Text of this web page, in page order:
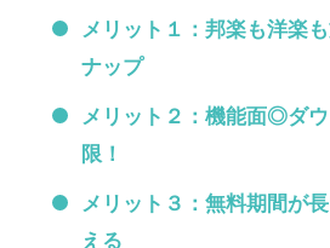
メリット１：邦楽も洋楽
ナップ
メリット２：機能面◎ダウ
限！
メリット３：無料期間が
える